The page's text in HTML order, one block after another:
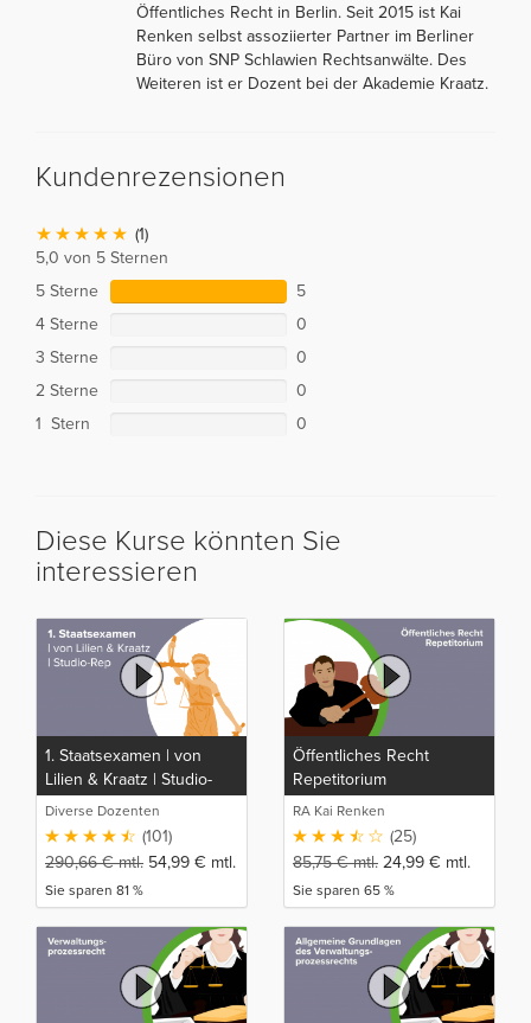
Öffentliches Recht in Berlin. Seit 2015 ist Kai
Renken selbst assoziierter Partner im Berliner
Büro von SNP Schlawien Rechtsanwälte. Des
Weiteren ist er Dozent bei der Akademie Kraatz.
Kundenrezensionen
(1)
5,0 von 5 Sternen
5 Sterne
5
4 Sterne
0
3 Sterne
0
2 Sterne
0
1 Stern
0
Diese Kurse könnten Sie
interessieren
1. Staatsexamen | von
Lilien & Kraatz | Studio-
Rep
Diverse Dozenten
(101)
290,66€mtl. 54,99 € mtl.
Sie sparen 81 %
Öffentliches Recht
Repetitorium
RA Kai Renken
(25)
85,75€mtl. 24,99 € mtl.
Sie sparen 65 %